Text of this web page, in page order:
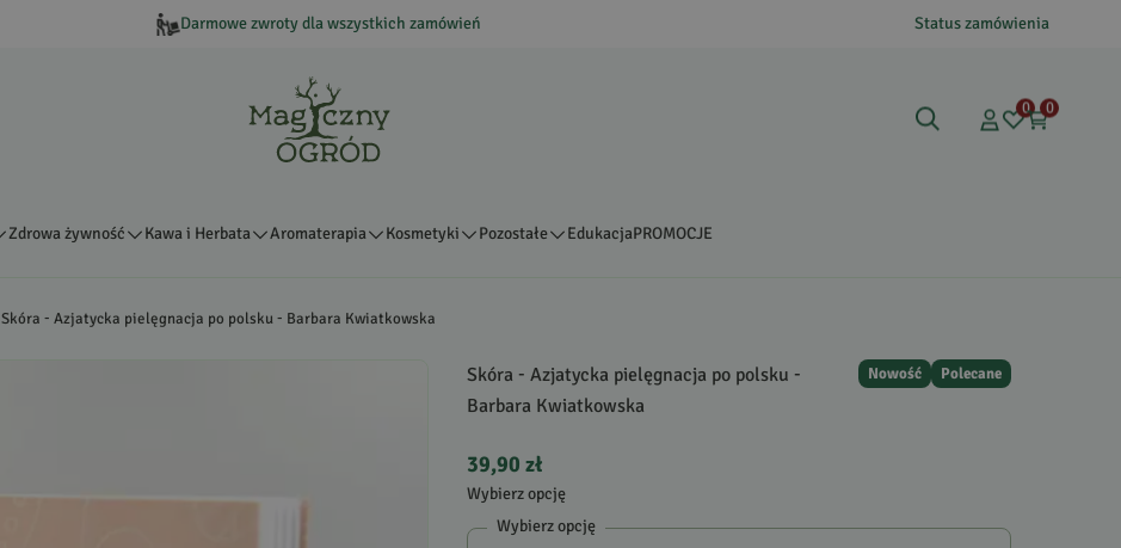
Darmowe zwroty dla wszystkich zamówień Status zamówienia
0 0
Zdrowa żywność Kawa i Herbata Aromaterapia Kosmetyki Pozostałe EdukacjaPROMOCJE
Skóra - Azjatycka pielęgnacja po polsku - Barbara Kwiatkowska
Skóra - Azjatycka pielęgnacja po polsku -
Barbara Kwiatkowska
Nowość Polecane
39,90 zł
Wybierz opcję
Wybierz opcję